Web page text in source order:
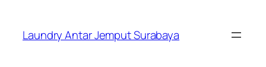
content
Laundry Antar Jemput Surabaya